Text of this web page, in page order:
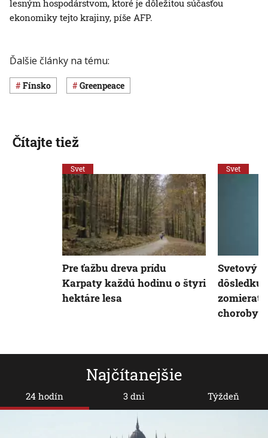
lesným hospodárstvom, ktoré je dôležitou súčasťou
ekonomiky tejto krajiny, píše AFP.
Ďalšie články na tému:
Fínsko greenpeace
Najčítanejšie
24 hodín 3 dni Týždeň
Čítajte tiež
Svet
Pre ťažbu dreva prídu
Karpaty každú hodinu o štyri
hektáre lesa
Svet
Svetový
dôsledku
zomierať
choroby